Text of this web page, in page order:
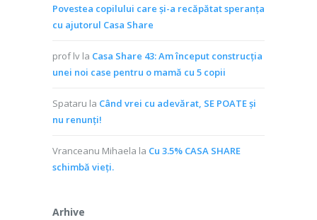
Povestea copilului care și-a recăpătat speranța
cu ajutorul Casa Share
prof lv la Casa Share 43: Am început construcția
unei noi case pentru o mamă cu 5 copii
Spataru la Când vrei cu adevărat, SE POATE și
nu renunți!
Vranceanu Mihaela la Cu 3.5% CASA SHARE
schimbă vieţi.
Arhive